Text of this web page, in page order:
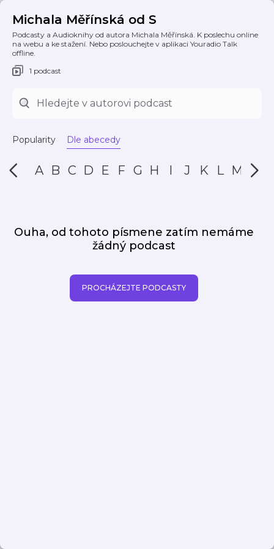
Michala Měřínská od S
Podcasty a Audioknihy od autora Michala Měřínská. K poslechu online
na webu a ke stažení. Nebo poslouchejte v aplikaci Youradio Talk
offline.
1 podcast
Popularity Dle abecedy
A B C D E F G H I J K L M N
Ouha, od tohoto písmene zatím nemáme
žádný podcast
PROCHÁZEJTE PODCASTY